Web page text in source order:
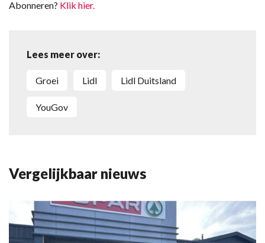
Abonneren? Klik hier.
Lees meer over:
Groei Lidl Lidl Duitsland
YouGov
Vergelijkbaar nieuws